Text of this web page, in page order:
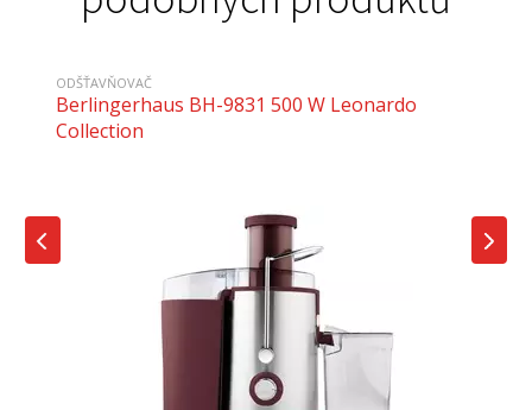
ODŠŤAVŇOVAČ
Berlingerhaus BH-9831 500 W Leonardo
Collection